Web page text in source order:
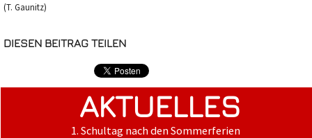
(T. Gaunitz)
DIESEN BEITRAG TEILEN
AKTUELLES
1. Schultag nach den Sommerferien